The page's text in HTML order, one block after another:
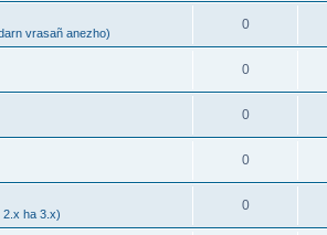
vrasañ anezho)
0
0
0
0
2.x ha 3.x)
0